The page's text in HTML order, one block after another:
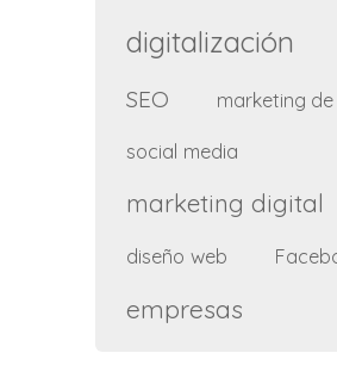
digitalización
SEO marketing
social media
marketing digital
diseño web
empresas